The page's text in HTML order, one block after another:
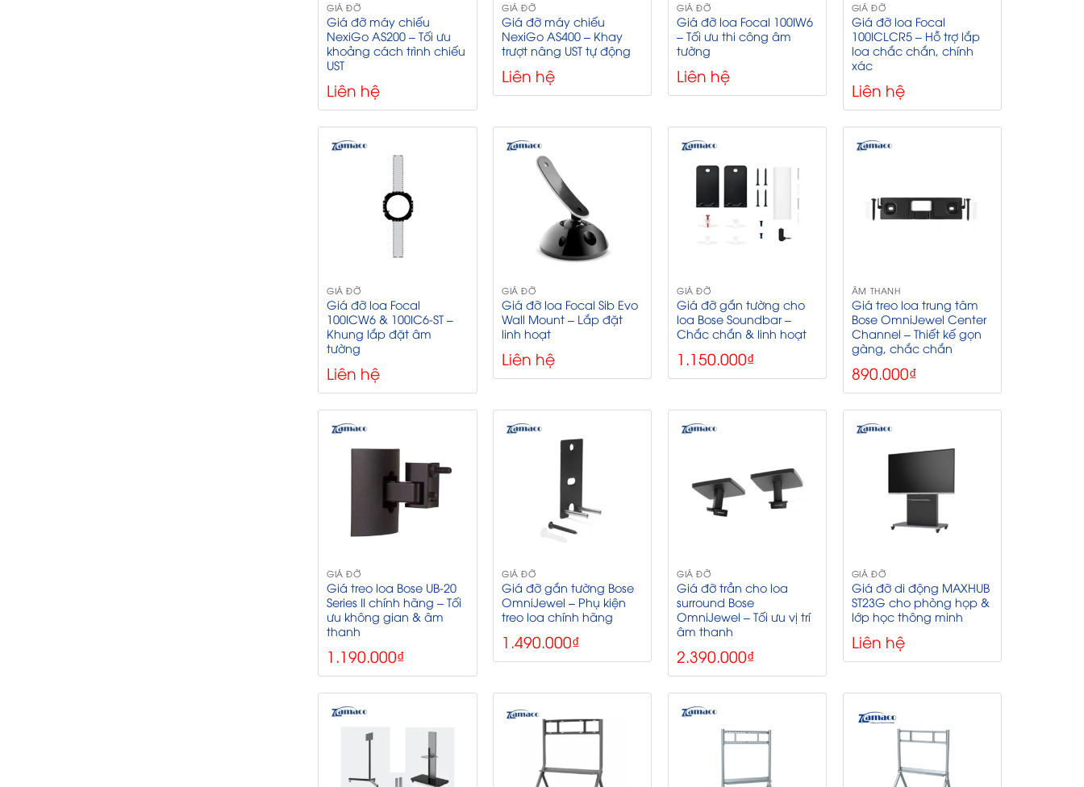
GIÁ ĐỠ
Giá đỡ máy chiếu
NexiGo AS200 – Tối ưu
khoảng cách trình chiếu
UST
Liên hệ
GIÁ ĐỠ
Giá đỡ máy chiếu
NexiGo AS400 – Khay
trượt nâng UST tự động
Liên hệ
GIÁ ĐỠ
Giá đỡ loa Focal 100IW6
– Tối ưu thi công âm
tường
Liên hệ
GIÁ ĐỠ
Giá đỡ loa Focal
100ICLCR5 – Hỗ trợ lắp
loa chắc chắn, chính
xác
Liên hệ
GIÁ ĐỠ
Giá đỡ loa Focal
100ICW6 & 100IC6-ST –
Khung lắp đặt âm
tường
Liên hệ
GIÁ ĐỠ
Giá đỡ loa Focal Sib Evo
Wall Mount – Lắp đặt
linh hoạt
Liên hệ
GIÁ ĐỠ
Giá đỡ gắn tường cho
loa Bose Soundbar –
Chắc chắn & linh hoạt
1.150.000₫
ÂM THANH
Giá treo loa trung tâm
Bose OmniJewel Center
Channel – Thiết kế gọn
gàng, chắc chắn
890.000₫
GIÁ ĐỠ
Giá treo loa Bose UB-20
Series II chính hãng – Tối
ưu không gian & âm
thanh
1.190.000₫
GIÁ ĐỠ
Giá đỡ gắn tường Bose
OmniJewel – Phụ kiện
treo loa chính hãng
1.490.000₫
GIÁ ĐỠ
Giá đỡ trần cho loa
surround Bose
OmniJewel – Tối ưu vị trí
âm thanh
2.390.000₫
GIÁ ĐỠ
Giá đỡ di động MAXHUB
ST23G cho phòng họp &
lớp học thông minh
Liên hệ